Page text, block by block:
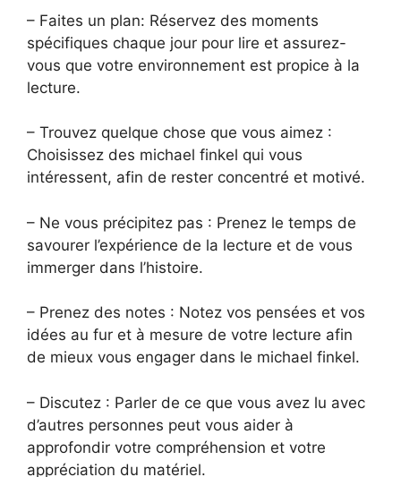
– Faites un plan: Réservez des moments
spécifiques chaque jour pour lire et assurez-
vous que votre environnement est propice à la
lecture.
– Trouvez quelque chose que vous aimez :
Choisissez des michael finkel qui vous
intéressent, afin de rester concentré et motivé.
– Ne vous précipitez pas : Prenez le temps de
savourer l’expérience de la lecture et de vous
immerger dans l’histoire.
– Prenez des notes : Notez vos pensées et vos
idées au fur et à mesure de votre lecture afin
de mieux vous engager dans le michael finkel.
– Discutez : Parler de ce que vous avez lu avec
d’autres personnes peut vous aider à
approfondir votre compréhension et votre
appréciation du matériel.